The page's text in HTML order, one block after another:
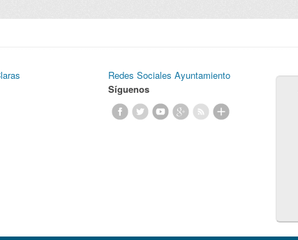
Redes Sociales Ayuntamiento
Síguenos